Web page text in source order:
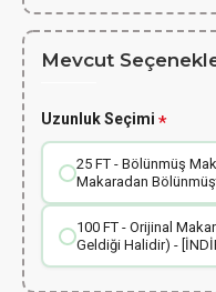
Mevcut
Uzunluk Seçimi
25 FT - Bölünmüş
Makaradan
100 FT - Orijinal
Geldiği Halidir) -